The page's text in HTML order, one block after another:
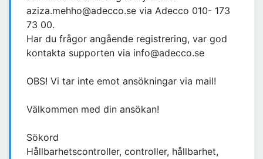
aziza.mehho@adecco.se via Adecco 010- 173
73 00.
Har du frågor angående registrering, var god
kontakta supporten via info@adecco.se
OBS! Vi tar inte emot ansökningar via mail!
Välkommen med din ansökan!
Sökord
Hållbarhetscontroller, controller, hållbarhet,